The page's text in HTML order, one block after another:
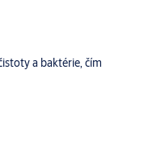
a baktérie, čím